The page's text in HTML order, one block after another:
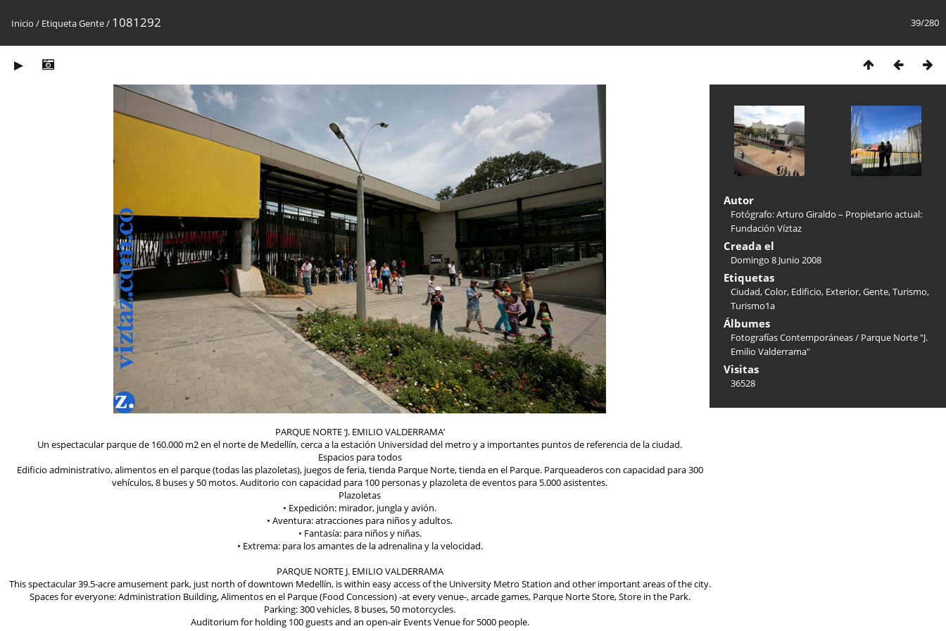
39/280
Inicio / EtiquetaGente/ 1081292
PARQUE NORTE ‘J. EMILIO VALDERRAMA’
Un espectacular parque de 160.000 m2 en el norte de Medellín, cerca a la estación Universidad del metro y a importantes puntos de referencia de la ciudad.
Espacios para todos
Edificio administrativo, alimentos en el parque (todas las plazoletas), juegos de feria, tienda Parque Norte, tienda en el Parque. Parqueaderos con capacidad para 300
vehículos, 8 buses y 50 motos. Auditorio con capacidad para 100 personas y plazoleta de eventos para 5.000 asistentes.
Plazoletas
• Expedición: mirador, jungla y avión.
• Aventura: atracciones para niños y adultos.
• Fantasía: para niños y niñas.
• Extrema: para los amantes de la adrenalina y la velocidad.
PARQUE NORTE J. EMILIO VALDERRAMA
This spectacular 39.5-acre amusement park, just north of downtown Medellín, is within easy access of the University Metro Station and other important areas of the city.
Spaces for everyone: Administration Building, Alimentos en el Parque (Food Concession) -at every venue-, arcade games, Parque Norte Store, Store in the Park.
Parking: 300 vehicles, 8 buses, 50 motorcycles.
Auditorium for holding 100 guests and an open-air Events Venue for 5000 people.
Autor
Fotógrafo: Arturo Giraldo – Propietario actual:
Fundación Víztaz
Creada el
Domingo 8 Junio 2008
Etiquetas
Ciudad,Color, Edificio, Exterior,Gente,Turismo,
Turismo1a
Álbumes
Fotografías Contemporáneas/ Parque Norte "J.
Emilio Valderrama"
Visitas
36528